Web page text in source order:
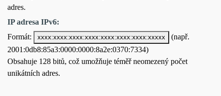
adres.
IP adresa IPv6:
Formát:
xxxx:xxxx:xxxx:xxxx:xxxx:xxxx:xxxx:xxxxx
(např.
2001:0db8:85a3:0000:0000:8a2e:0370:7334)
Obsahuje 128 bitů, což umožňuje téměř neomezený počet
unikátních adres.